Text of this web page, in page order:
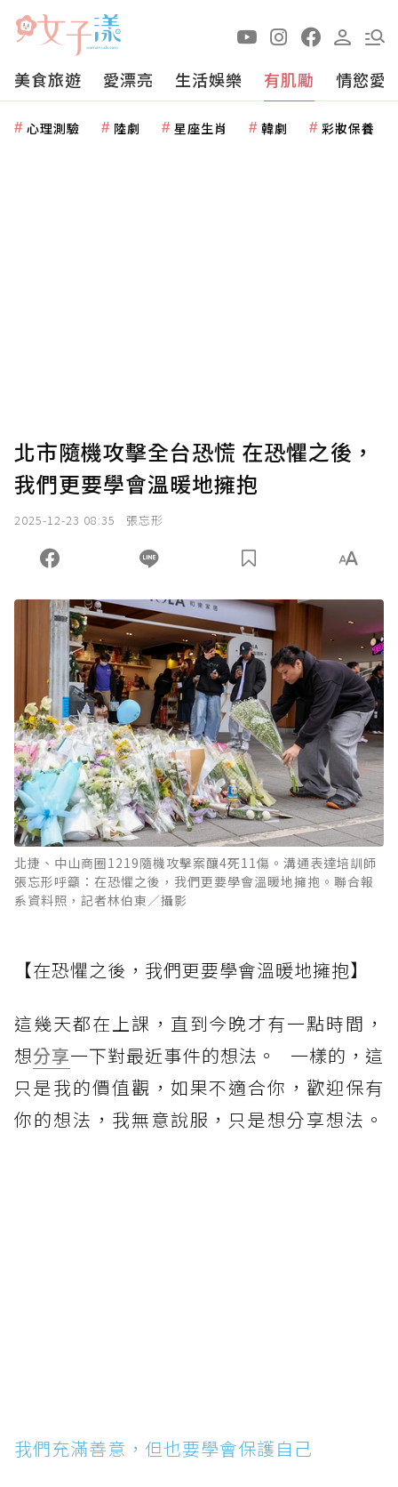
美食旅遊 愛漂亮 生活娛樂 有肌勵 情慾愛
心理測驗 陸劇 星座生肖 韓劇 彩妝保養
北市隨機攻擊全台恐慌 在恐懼之後，
我們更要學會溫暖地擁抱
2025-12-23 08:35 張忘形
北捷、中山商圈1219隨機攻擊案釀4死11傷。溝通表達培訓師
張忘形呼籲：在恐懼之後，我們更要學會溫暖地擁抱。聯合報
系資料照，記者林伯東／攝影
【在恐懼之後，我們更要學會溫暖地擁抱】
這幾天都在上課，直到今晚才有一點時間，
想分享一下對最近事件的想法。⠀一樣的，這
只是我的價值觀，如果不適合你，歡迎保有
你的想法，我無意說服，只是想分享想法。
我們充滿善意，但也要學會保護自己